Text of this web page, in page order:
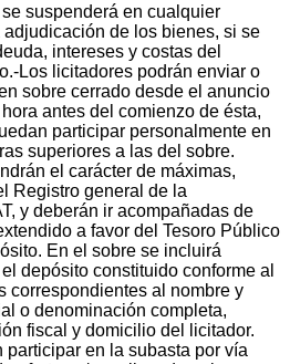
suspenderá en cualquier
adjudicación de los bienes, si se
intereses y costas del
Los licitadores podrán enviar o
sobre cerrado desde el anuncio
antes del comienzo de ésta,
participar personalmente en
superiores a las del sobre.
el carácter de máximas,
Registro general de la
y deberán ir acompañadas de
a favor del Tesoro Público
En el sobre se incluirá
depósito constituido conforme al
correspondientes al nombre y
o denominación completa,
fiscal y domicilio del licitador.
participar en la subasta por vía